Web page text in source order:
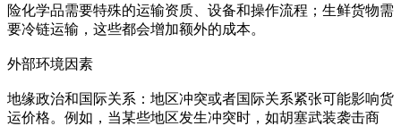
险化学品需要特殊的运输资质、设备和操作流程；生鲜货物需
要冷链运输，这些都会增加额外的成本。
外部环境因素
地缘政治和国际关系：地区冲突或者国际关系紧张可能影响货
运价格。例如，当某些地区发生冲突时，如胡塞武装袭击商